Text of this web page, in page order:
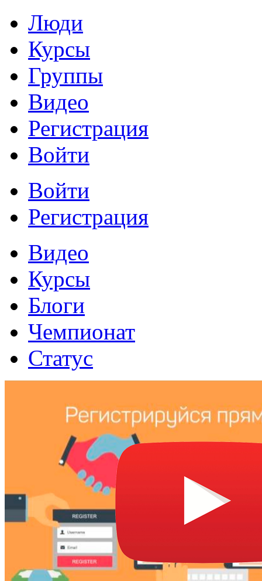
Люди
Курсы
Группы
Видео
Регистрация
Войти
Войти
Регистрация
Видео
Курсы
Блоги
Чемпионат
Статус